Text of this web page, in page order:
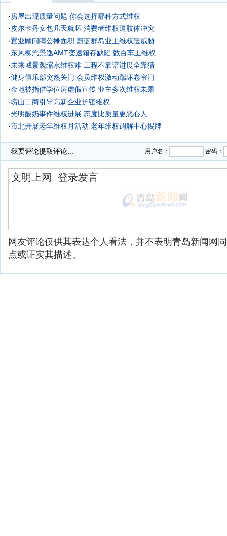
· 房屋出现质量问题 你会选择哪种方式维权
· 皮尔卡丹女包几天就坏 消费者维权遭肢体冲突
·置业顾问瞒公摊面积 蔚蓝群岛业主维权遭威胁
·东风柳汽景逸AMT变速箱存缺陷 数百车主维权
·未来城景观缩水维权难 工程不靠谱进度全靠猜
·健身俱乐部突然关门 会员维权激动踹坏卷帘门
·金地被指借学位房虚假宣传 业主多次维权未果
·崂山工商引导高新企业护密维权
·光明酸奶事件维权进展 态度比质量更恶心人
·市北开展老年维权月活动 老年维权调解中心揭牌
我要评论提取评论... 用户名： 密码：
网友评论仅供其表达个人看法，并不表明青岛新闻网
点或证实其描述。